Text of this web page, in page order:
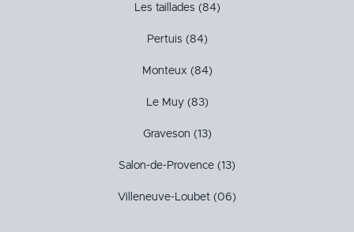
Les taillades (84)
Pertuis (84)
Monteux (84)
Le Muy (83)
Graveson (13)
Salon-de-Provence (13)
Villeneuve-Loubet (06)